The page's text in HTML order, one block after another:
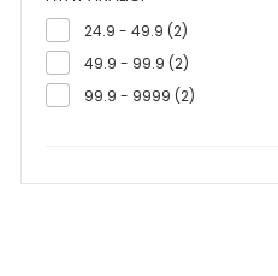
24.9 - 49.9 (2)
49.9 - 99.9 (2)
99.9 - 9999 (2)